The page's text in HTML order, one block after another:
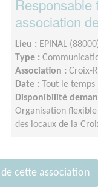
association
Lieu : EPINAL
Type :
Association : Croix-
Date :
Tout le temps
Disponibilité
Organisation
des locaux de la
cette association